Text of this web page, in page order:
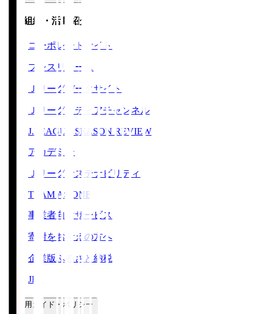
運営組織・活動紹介
コーポレートサイト
プレスリリース
Ｊリーグデータサイト
Ｊリーグメディアチャンネル
J.LEAGUE SEASON REVIEW
アカデミー
Ｊリーグサステナビリティ
TEAM AS ONE
事業者向けサービス
寄附をお考えの方へ
企業版ふるさと納税
JFA
ご利用ガイド・ポリシー